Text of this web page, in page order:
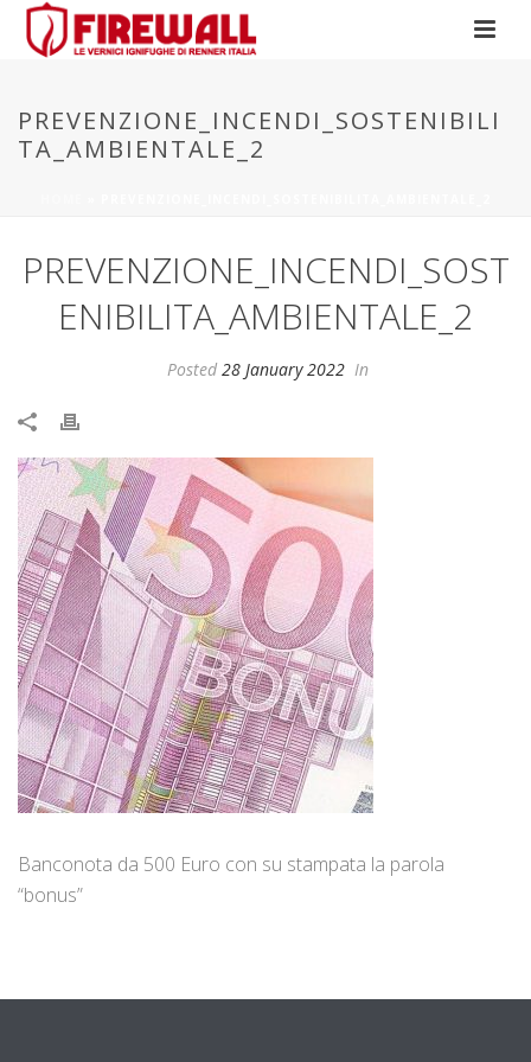
PREVENZIONE_INCENDI_SOSTENIBILI
TA_AMBIENTALE_2
PREVENZIONE_INCENDI_SOST
ENIBILITA_AMBIENTALE_2
Posted 28 January 2022 In
Banconota da 500 Euro con su stampata la parola
“bonus”